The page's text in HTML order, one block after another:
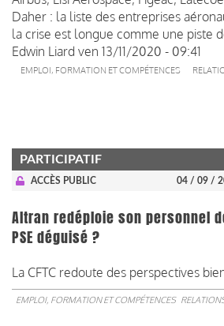
Daher : la liste des entreprises
la crise est longue comme une piste
Edwin Liard ven 13/11/2020 - 09:41
EMPLOI, FORMATION ET COMPÉTENCES
PARTICIPATIF
ACCÈS PUBLIC 04 / 09 /
Altran redéploie son personnel
PSE déguisé ?
La CFTC redoute des perspectives
EMPLOI, FORMATION ET COMPÉTENCES